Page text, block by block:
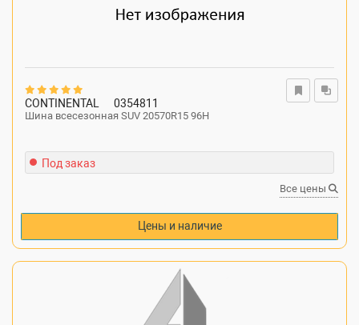
CONTINENTAL 0354811
Шина всесезонная SUV 20570R15 96H
Под заказ
Все цены
Цены и наличие